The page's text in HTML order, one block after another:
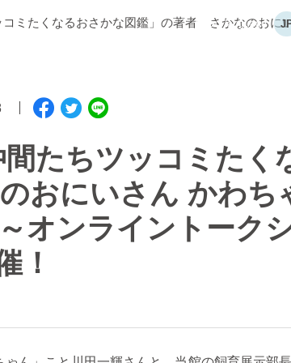
Select language
コミたくなるおさかな図鑑」の著者 さかなのおに
たちツッコミたく
おにいさん かわち
オンライントーク
！